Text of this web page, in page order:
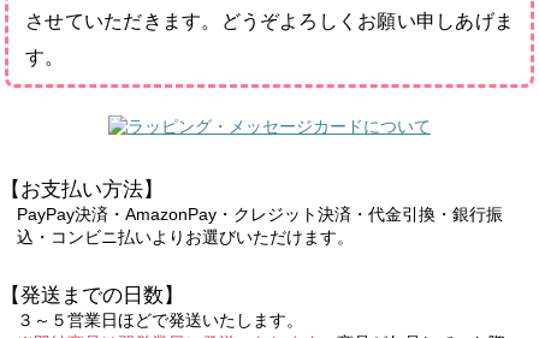
させていただきます。どうぞよろしくお願い申しあげま
す。
【お支払い方法】
PayPay決済・AmazonPay・クレジット決済・代金引換・銀行振
込・コンビニ払いよりお選びいただけます。
【発送までの日数】
３～５営業日ほどで発送いたします。